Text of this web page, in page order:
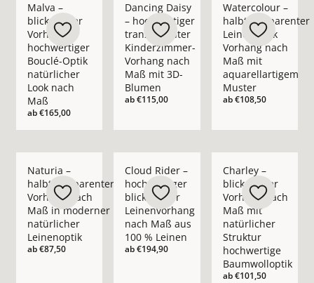
Malva –
blickdichter
Vorhang in
hochwertiger
Bouclé-Optik
natürlicher
Look nach
Maß
ab€165,00
Dancing Daisy
– hochwertiger
transparenter
Kinderzimmer-
Vorhang nach
Maß mit 3D-
Blumen
ab€115,00
Watercolour –
halbtransparenter
Leinenoptik
Vorhang nach
Maß mit
aquarellartigem
Muster
ab€108,50
Naturia –
halbtransparenter
Vorhang nach
Maß in moderner
natürlicher
Leinenoptik
ab€87,50
Cloud Rider –
hochwertiger
blickdichter
Leinenvorhang
nach Maß aus
100 % Leinen
ab€194,90
Charley –
blickdichter
Vorhang nach
Maß mit
natürlicher
Struktur
hochwertige
Baumwolloptik
ab€101,50